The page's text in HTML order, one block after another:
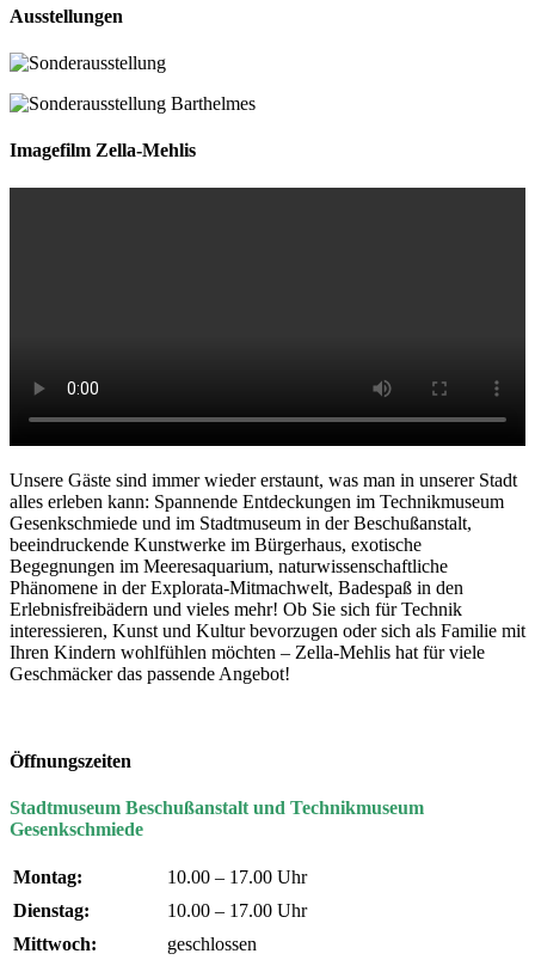
Ausstellungen
Imagefilm Zella-Mehlis
Unsere Gäste sind immer wieder erstaunt, was man in unserer Stadt
alles erleben kann: Spannende Entdeckungen im Technikmuseum
Gesenkschmiede und im Stadtmuseum in der Beschußanstalt,
beeindruckende Kunstwerke im Bürgerhaus, exotische
Begegnungen im Meeresaquarium, naturwissenschaftliche
Phänomene in der Explorata-Mitmachwelt, Badespaß in den
Erlebnisfreibädern und vieles mehr! Ob Sie sich für Technik
interessieren, Kunst und Kultur bevorzugen oder sich als Familie mit
Ihren Kindern wohlfühlen möchten – Zella-Mehlis hat für viele
Geschmäcker das passende Angebot!
Öffnungszeiten
Stadtmuseum Beschußanstalt und Technikmuseum
Gesenkschmiede
Montag:
10.00 – 17.00 Uhr
Dienstag:
10.00 – 17.00 Uhr
Mittwoch:
geschlossen